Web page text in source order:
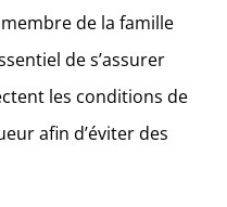
de la famille
de s’assurer
les conditions de
afin d’éviter des